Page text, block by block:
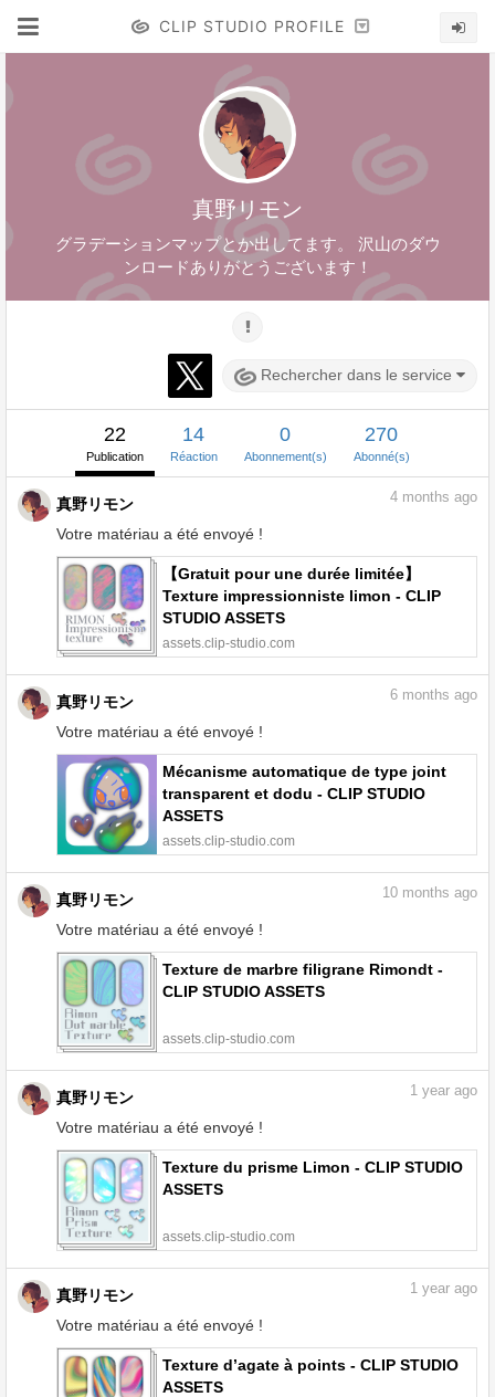
CLIP STUDIO PROFILE
真野リモン
グラデーションマップとか出してます。 沢山のダウ
ンロードありがとうございます！
Rechercher dans le service
22
Publication
14
Réaction
0
Abonnement(s)
270
Abonné(s)
真野リモン
Votre matériau a été envoyé !
4 months ago
【Gratuit pour une durée limitée】
Texture impressionniste limon - CLIP
STUDIO ASSETS
assets.clip-studio.com
真野リモン
Votre matériau a été envoyé !
6 months ago
Mécanisme automatique de type joint
transparent et dodu - CLIP STUDIO
ASSETS
assets.clip-studio.com
真野リモン
Votre matériau a été envoyé !
10 months ago
Texture de marbre filigrane Rimondt -
CLIP STUDIO ASSETS
assets.clip-studio.com
真野リモン
Votre matériau a été envoyé !
1 year ago
Texture du prisme Limon - CLIP STUDIO
ASSETS
assets.clip-studio.com
真野リモン
Votre matériau a été envoyé !
1 year ago
Texture d’agate à points - CLIP STUDIO
ASSETS